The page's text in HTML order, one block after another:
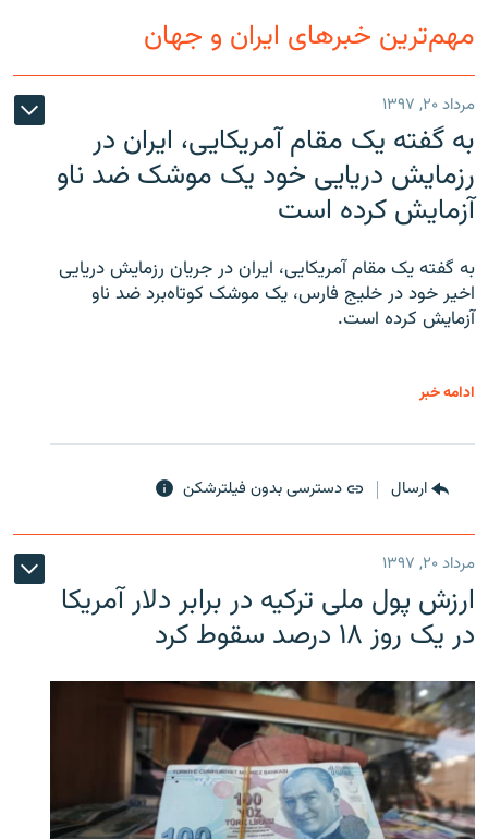
مهم‌ترین خبرهای ایران و جهان
مرداد ۲۰, ۱۳۹۷
به گفته یک مقام آمریکایی، ایران در
رزمایش دریایی خود یک موشک ضد ناو
آزمایش کرده است
به گفته یک مقام آمریکایی، ایران در جریان رزمایش دریایی
اخیر خود در خلیج فارس، یک موشک کوتاه‌برد ضد ناو
آزمایش کرده است.
ادامه خبر
ارسال دسترسی بدون فیلترشکن
مرداد ۲۰, ۱۳۹۷
ارزش پول ملی ترکیه در برابر دلار آمریکا
در یک روز ۱۸ درصد سقوط کرد